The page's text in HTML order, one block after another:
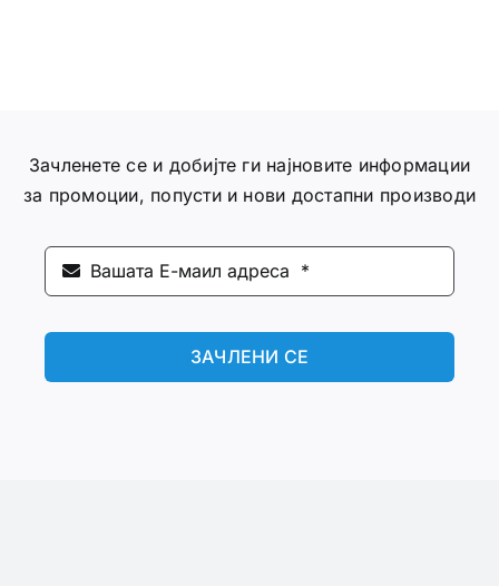
Зачленете се и добијте ги најновите информации
за промоции, попусти и нови достапни производи
ЗАЧЛЕНИ СЕ